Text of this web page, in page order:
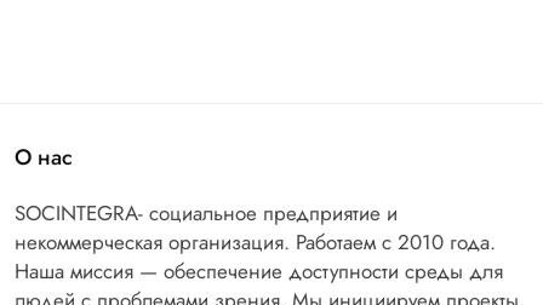
О нас
SOCINTEGRA- социальное предприятие и
некоммерческая организация. Работаем с 2010 года.
Наша миссия — обеспечение доступности среды для